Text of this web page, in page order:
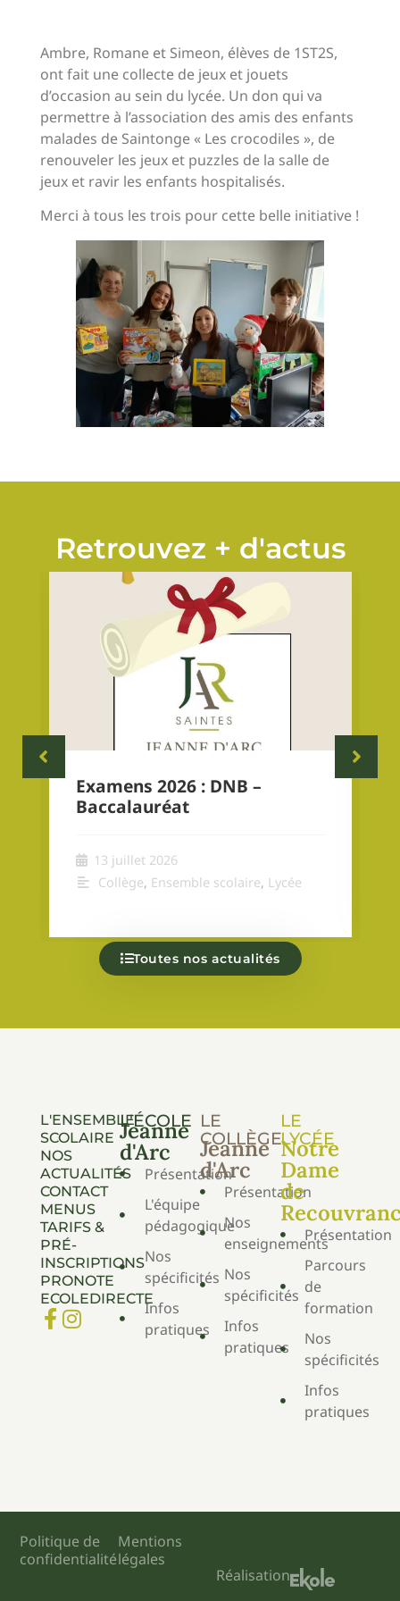
Ambre, Romane et Simeon, élèves de 1ST2S,
ont fait une collecte de jeux et jouets
d’occasion au sein du lycée. Un don qui va
permettre à l’association des amis des enfants
malades de Saintonge « Les crocodiles », de
renouveler les jeux et puzzles de la salle de
jeux et ravir les enfants hospitalisés.
Merci à tous les trois pour cette belle initiative !
Retrouvez + d'actus
Examens 2026 : DNB –
Baccalauréat
13 juillet 2026
Collège, Ensemble scolaire, Lycée
Toutes nos actualités
L'ENSEMBLE
SCOLAIRE
NOS
ACTUALITÉS
CONTACT
MENUS
TARIFS &
PRÉ-
INSCRIPTIONS
PRONOTE
ECOLEDIRECTE
L'ÉCOLE
Jeanne
d'Arc
Présentation
L'équipe
pédagogique
Nos
spécificités
Infos
pratiques
LE
COLLÈGE
Jeanne
d'Arc
Présentation
Nos
enseignements
Nos
spécificités
Infos
pratiques
LE
LYCÉE
Notre
Dame
de
Présentation
Parcours
de
formation
Nos
spécificités
Infos
pratiques
Politique de
confidentialité
Mentions
légales
Réalisation